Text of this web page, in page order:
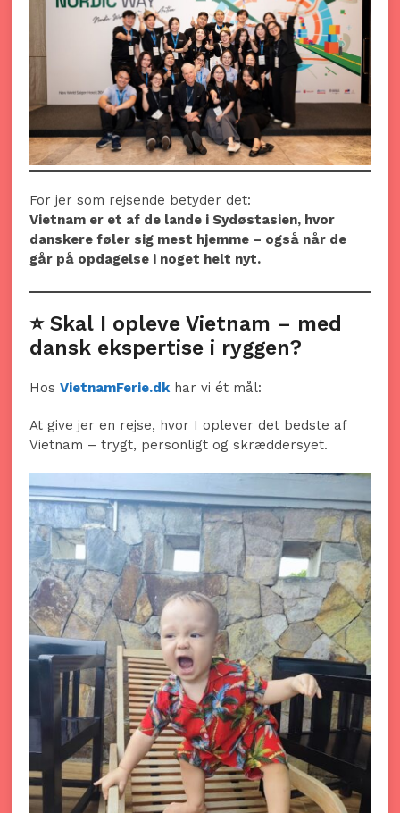
For jer som rejsende betyder det:
Vietnam er et af de lande i Sydøstasien, hvor
danskere føler sig mest hjemme – også når de
går på opdagelse i noget helt nyt.
⭐ Skal I opleve Vietnam – med
dansk ekspertise i ryggen?
HosVietnamFerie.dkhar vi ét mål:
At give jer en rejse, hvor I oplever det bedste af
Vietnam – trygt, personligt og skræddersyet.